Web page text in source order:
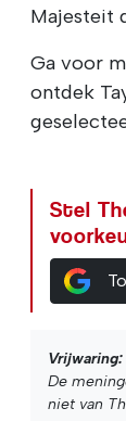
Majesteit
Ga voor
ontdek
Stel
Vrijwaring:
De
niet van